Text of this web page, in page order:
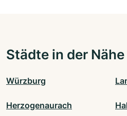
Städte in der Nähe
Würzburg
Herzogenaurach